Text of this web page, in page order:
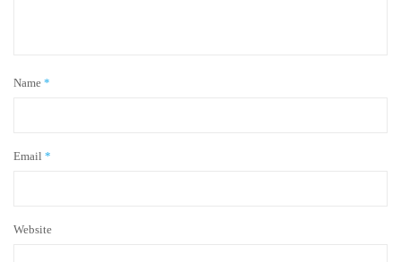
Name *
Email *
Website